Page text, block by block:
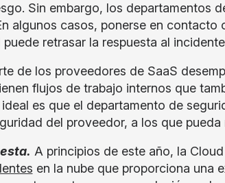
Sin embargo, los departamentos
algunos casos, ponerse en
retrasar la respuesta al
de los proveedores de SaaS
flujos de trabajo internos que
ideal es que el departamento de
del proveedor, a los que
A principios de este año, la
en la nube que proporciona una